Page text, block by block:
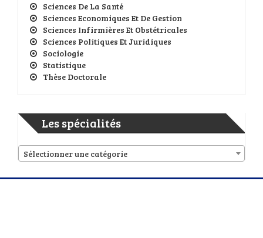
Sciences De La Santé
Sciences Economiques Et De Gestion
Sciences Infirmières Et Obstétricales
Sciences Politiques Et Juridiques
Sociologie
Statistique
Thèse Doctorale
Les spécialités
Sélectionner une catégorie